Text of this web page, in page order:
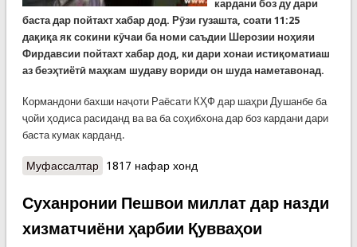
кардани боз ду дари
баста дар пойтахт хабар дод. Рӯзи гузашта, соати 11:25
дақиқа як сокини кӯчаи ба номи саъдии Шерозии ноҳияи
Фирдавсии пойтахт хабар дод, ки дари хонаи истиқоматиаш
аз беэҳтиётӣ маҳкам шудаву вориди он шуда наметавонад.
Кормандони бахши наҷоти Раёсати КҲФ дар шаҳри Душанбе ба
ҷойи ҳодиса расиданд ва ва ба соҳибхона дар боз кардани дари
баста кумак карданд.
Муфассалтаро Боз кардани боз ду дари баста дар як рӯз.
1817 нафар хонд
Суханронии Пешвои миллат дар назди
хизматчиёни ҳарбии Қувваҳои